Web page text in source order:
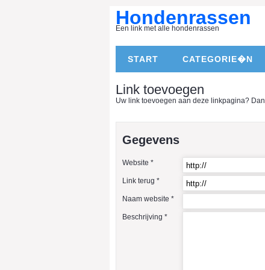
Hondenrassen
Een link met alle hondenrassen
START CATEGORIE�N
Link toevoegen
Uw link toevoegen aan deze linkpagina?
Gegevens
Website *
Link terug *
Naam website *
Beschrijving *